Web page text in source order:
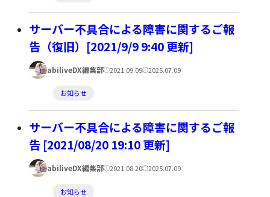
テ
ゴ
リ
ー:
サーバー不具合による障害に関するご報
告（復旧）[2021/9/9 9:40 更新]
著
者:
abiliveDX編集部公
日:
2021.09.09更
日:
2025.07.09
テ
ゴ
リ
ー:
お知らせ
サーバー不具合による障害に関するご報
告 [2021/08/20 19:10 更新]
著
者:
abiliveDX編集部公2021.08.20更2025.07.09
お知らせ